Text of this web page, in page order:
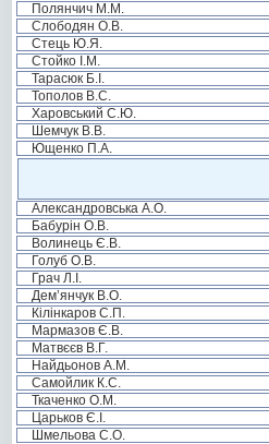
Полянчич М.М.
Слободян О.В.
Стець Ю.Я.
Стойко І.М.
Тарасюк Б.І.
Тополов В.С.
Харовський С.Ю.
Шемчук В.В.
Ющенко П.А.
Александровська А.О.
Бабурін О.В.
Волинець Є.В.
Голуб О.В.
Грач Л.І.
Дем’янчук В.О.
Кілінкаров С.П.
Мармазов Є.В.
Матвєєв В.Г.
Найдьонов А.М.
Самойлик К.С.
Ткаченко О.М.
Царьков Є.І.
Шмельова С.О.